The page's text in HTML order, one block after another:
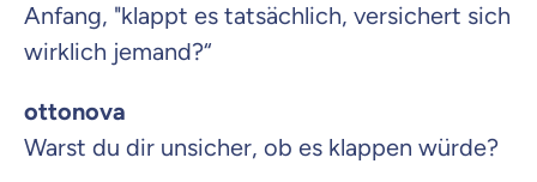
Anfang, "klappt es tatsächlich, versichert sich
wirklich jemand?“
ottonova
Warst du dir unsicher, ob es klappen würde?
Versicherung